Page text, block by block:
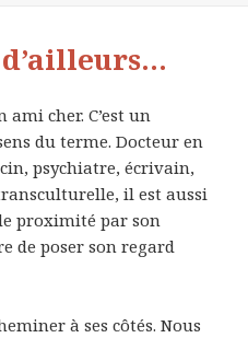
cher. C’est un
du terme. Docteur en
psychiatre, écrivain,
il est aussi
proximité par son
de poser son regard
à ses côtés. Nous